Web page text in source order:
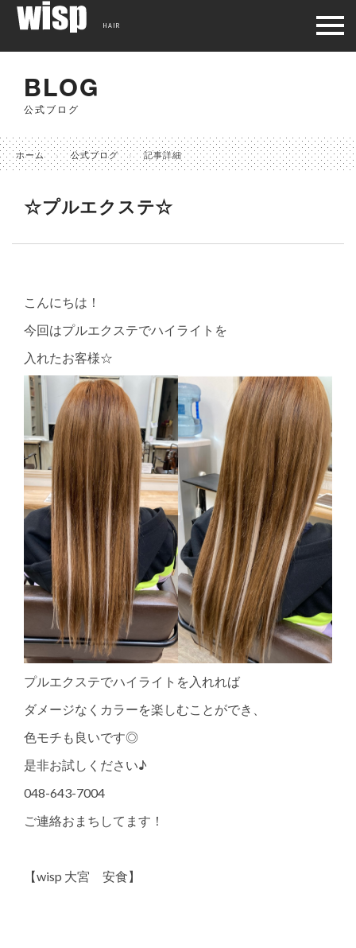
BLOG
公式ブログ
ホーム 公式ブログ 記事詳細
☆プルエクステ☆
こんにちは！
今回はプルエクステでハイライトを
入れたお客様☆
プルエクステでハイライトを入れれば
ダメージなくカラーを楽しむことができ、
色モチも良いです◎
是非お試しください♪
048-643-7004
ご連絡おまちしてます！
【wisp 大宮 安食】
HAIR